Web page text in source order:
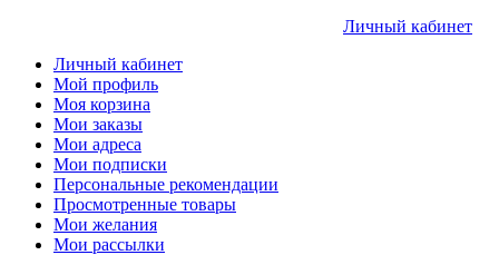
Личный кабинет
Личный кабинет
Мой профиль
Моя корзина
Мои заказы
Мои адреса
Мои подписки
Персональные рекомендации
Просмотренные товары
Мои желания
Мои рассылки